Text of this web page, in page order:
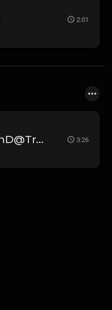
2:01
Nightmare (Prod.by. Milo OnD@Trackz) 3:26